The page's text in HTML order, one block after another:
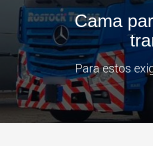
Cama
Para estos